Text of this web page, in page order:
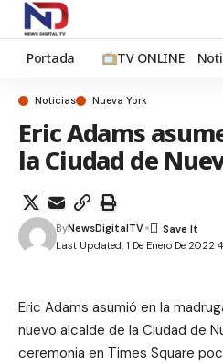
Portada TV ONLINE
Noticias Nueva York
Eric Adams
la Ciudad de
Last Updated: 1 De Enero De 2022
ByNewsDigitalTV
Eric Adams asumió en la
nuevo alcalde de la Ciudad de
ceremonia en Times Square